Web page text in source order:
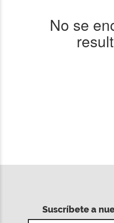
No se
Suscríbete a